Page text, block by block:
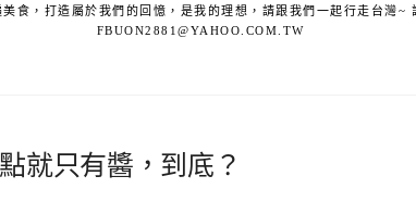
食，打造屬於我們的回憶，是我的理想，請跟我們一起行走台灣~
FBUON2881@YAHOO.COM.TW
就只有醬，到底？